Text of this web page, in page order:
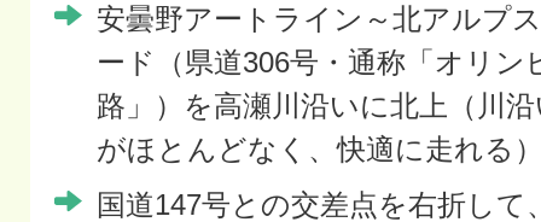
安曇野アートライン～北アルプ
ード（県道306号・通称「オリン
路」）を高瀬川沿いに北上（川
がほとんどなく、快適に走れる
国道147号との交差点を右折して